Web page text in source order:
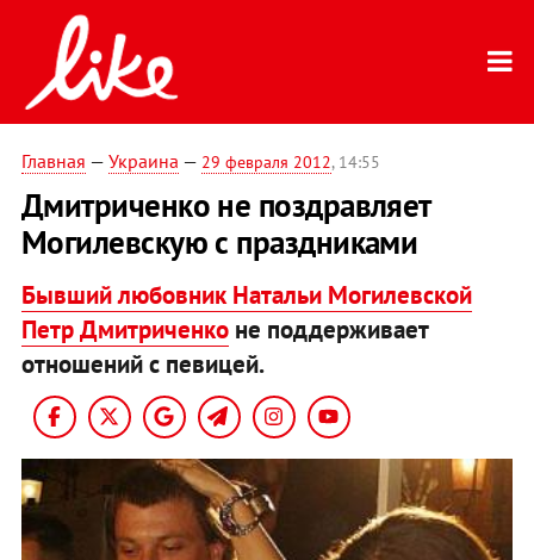
Главная — Украина — 29 февраля 2012, 14:55
Дмитриченко не поздравляет
Могилевскую с праздниками
Бывший любовник Натальи Могилевской
Петр Дмитриченконе поддерживает
отношений с певицей.